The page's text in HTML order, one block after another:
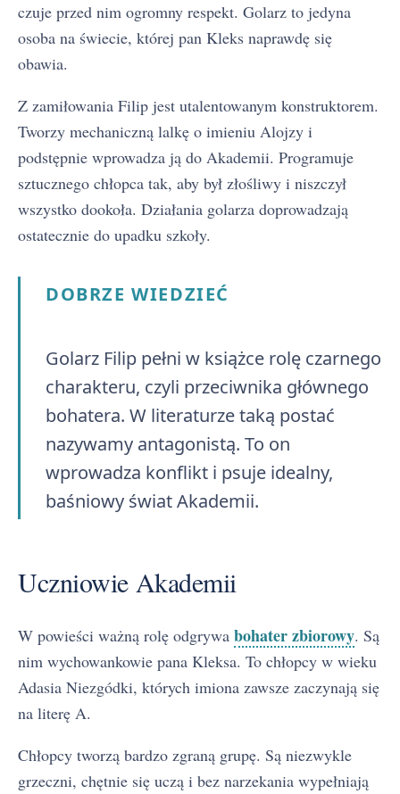
czuje przed nim ogromny respekt. Golarz to jedyna
osoba na świecie, której pan Kleks naprawdę się
obawia.
Z zamiłowania Filip jest utalentowanym konstruktorem.
Tworzy mechaniczną lalkę o imieniu Alojzy i
podstępnie wprowadza ją do Akademii. Programuje
sztucznego chłopca tak, aby był złośliwy i niszczył
wszystko dookoła. Działania golarza doprowadzają
ostatecznie do upadku szkoły.
DOBRZE WIEDZIEĆ
Golarz Filip pełni w książce rolę czarnego
charakteru, czyli przeciwnika głównego
bohatera. W literaturze taką postać
nazywamy antagonistą. To on
wprowadza konflikt i psuje idealny,
baśniowy świat Akademii.
Uczniowie Akademii
W powieści ważną rolę odgrywa bohater zbiorowy. Są
nim wychowankowie pana Kleksa. To chłopcy w wieku
Adasia Niezgódki, których imiona zawsze zaczynają się
na literę A.
Chłopcy tworzą bardzo zgraną grupę. Są niezwykle
grzeczni, chętnie się uczą i bez narzekania wypełniają